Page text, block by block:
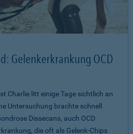
Gelenkerkrankung OCD
Charlie litt einige Tage sichtlich an
Untersuchung brachte schnell
Dissecans, auch OCD
die oft als Gelenk-Chips